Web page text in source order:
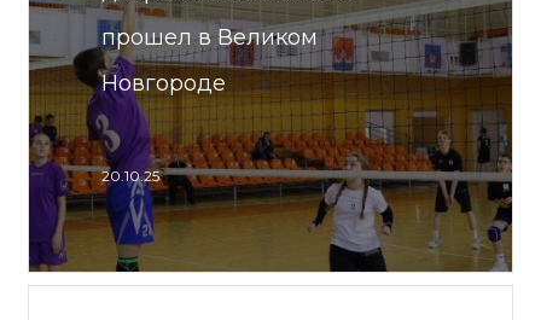
прошел в Великом
Новгороде
20.10.25